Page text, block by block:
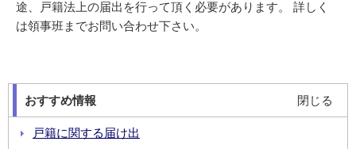
途、戸籍法上の届出を行って頂く必要があります。 詳しく
は領事班までお問い合わせ下さい。
おすすめ情報 閉じる
戸籍に関する届け出